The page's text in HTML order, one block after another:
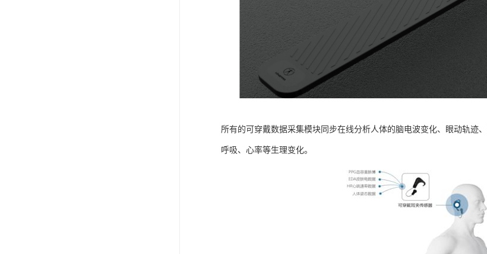
所有的可穿戴数据采集模块同步在线分析人体的脑电波变化、眼动轨迹
呼吸、心率等生理变化。